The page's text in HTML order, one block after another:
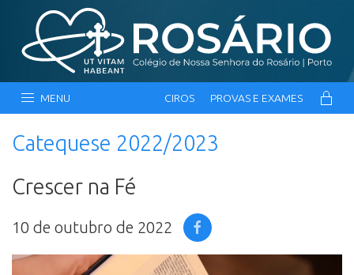
MENU CIROS PROVAS E EXAMES
Catequese 2022/2023
Crescer na Fé
10 de outubro de 2022